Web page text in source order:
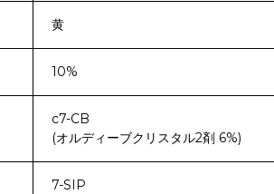
黄
10%
c7-CB
(オルディーブクリスタル2剤 6%)
7-SIP